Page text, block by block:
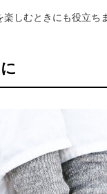
しむときにも役立ち